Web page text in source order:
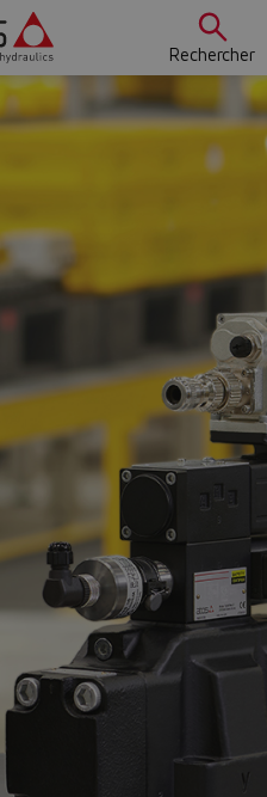
Rechercher